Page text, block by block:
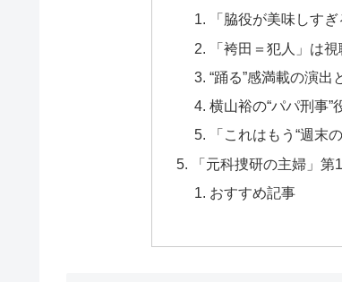
「脇役が美味しす
「袴田＝犯人」は
“踊る”感満載の演
横山裕の“パパ刑事
「これはもう“週末
「元科捜研の主婦」第
おすすめ記事